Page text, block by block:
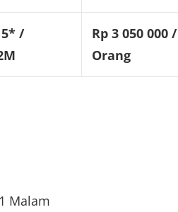
/
Rp 3 050 000 /
Orang
Malam